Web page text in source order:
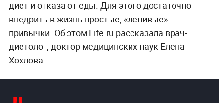
диет и отказа от еды. Для этого достаточно
внедрить в жизнь простые, «ленивые»
привычки. Об этом Life.ru рассказала врач-
диетолог, доктор медицинских наук Елена
Хохлова.